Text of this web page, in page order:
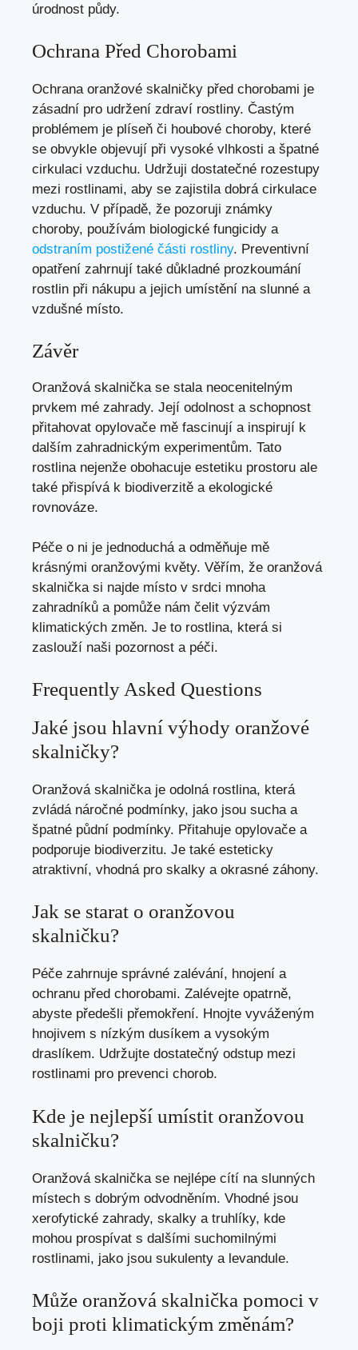
úrodnost půdy.
Ochrana Před Chorobami
Ochrana oranžové skalničky před chorobami je
zásadní pro udržení zdraví rostliny. Častým
problémem je plíseň či houbové choroby, které
se obvykle objevují při vysoké vlhkosti a špatné
cirkulaci vzduchu. Udržuji dostatečné rozestupy
mezi rostlinami, aby se zajistila dobrá cirkulace
vzduchu. V případě, že pozoruji známky
choroby, používám biologické fungicidy a
odstraním postižené části rostliny. Preventivní
opatření zahrnují také důkladné prozkoumání
rostlin při nákupu a jejich umístění na slunné a
vzdušné místo.
Závěr
Oranžová skalnička se stala neocenitelným
prvkem mé zahrady. Její odolnost a schopnost
přitahovat opylovače mě fascinují a inspirují k
dalším zahradnickým experimentům. Tato
rostlina nejenže obohacuje estetiku prostoru ale
také přispívá k biodiverzitě a ekologické
rovnováze.
Péče o ni je jednoduchá a odměňuje mě
krásnými oranžovými květy. Věřím, že oranžová
skalnička si najde místo v srdci mnoha
zahradníků a pomůže nám čelit výzvám
klimatických změn. Je to rostlina, která si
zaslouží naši pozornost a péči.
Frequently Asked Questions
Jaké jsou hlavní výhody oranžové
skalničky?
Oranžová skalnička je odolná rostlina, která
zvládá náročné podmínky, jako jsou sucha a
špatné půdní podmínky. Přitahuje opylovače a
podporuje biodiverzitu. Je také esteticky
atraktivní, vhodná pro skalky a okrasné záhony.
Jak se starat o oranžovou
skalničku?
Péče zahrnuje správné zalévání, hnojení a
ochranu před chorobami. Zalévejte opatrně,
abyste předešli přemokření. Hnojte vyváženým
hnojivem s nízkým dusíkem a vysokým
draslíkem. Udržujte dostatečný odstup mezi
rostlinami pro prevenci chorob.
Kde je nejlepší umístit oranžovou
skalničku?
Oranžová skalnička se nejlépe cítí na slunných
místech s dobrým odvodněním. Vhodné jsou
xerofytické zahrady, skalky a truhlíky, kde
mohou prospívat s dalšími suchomilnými
rostlinami, jako jsou sukulenty a levandule.
Může oranžová skalnička pomoci v
boji proti klimatickým změnám?